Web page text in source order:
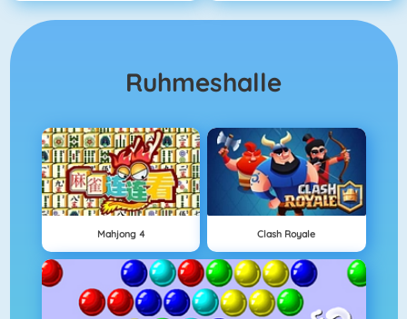
Ruhmeshalle
Mahjong 4 Clash Royale